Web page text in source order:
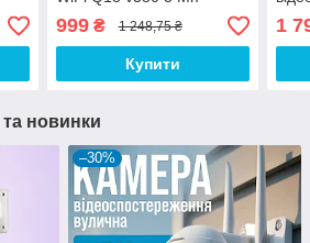
поворотна з віддаленим
доступом з передачею на
телефон
999₴ 1 248,75 ₴
Купити
з
1
та новинки
–30%